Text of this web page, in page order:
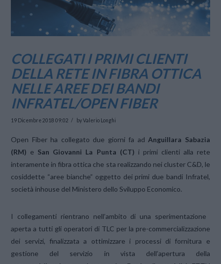
COLLEGATI I PRIMI CLIENTI
DELLA RETE IN FIBRA OTTICA
NELLE AREE DEI BANDI
INFRATEL/OPEN FIBER
19 Dicembre 2018 09:02 by Valerio Longhi
Open Fiber ha collegato due giorni fa ad Anguillara Sabazia
(RM) e San Giovanni La Punta (CT) i primi clienti alla rete
interamente in fibra ottica che sta realizzando nei cluster C&D, le
cosiddette “aree bianche” oggetto dei primi due bandi Infratel,
società inhouse del Ministero dello Sviluppo Economico.
I collegamenti rientrano nell’ambito di una sperimentazione
aperta a tutti gli operatori di TLC per la pre-commercializzazione
dei servizi, finalizzata a ottimizzare i processi di fornitura e
gestione del servizio in vista dell’apertura della